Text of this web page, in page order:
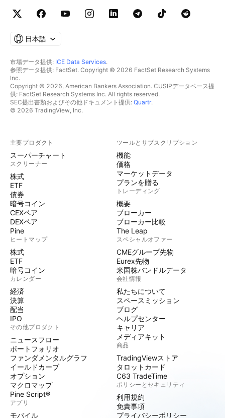
日本語
市場データ提供: ICE Data Services.
参照データ提供: FactSet. Copyright © 2026 FactSet Research Systems
Inc.
Copyright © 2026, American Bankers Association. CUSIPデータベース提
供: FactSet Research Systems Inc. All rights reserved.
SEC提出書類およびその他ドキュメント提供: Quartr.
© 2026 TradingView, Inc.
主要プロダクト
スーパーチャート
スクリーナー
株式
ETF
債券
暗号コイン
CEXペア
DEXペア
Pine
ヒートマップ
株式
ETF
暗号コイン
カレンダー
経済
決算
配当
IPO
その他プロダクト
ニュースフロー
ポートフォリオ
ファンダメンタルグラフ
イールドカーブ
オプション
マクロマップ
Pine Script®
アプリ
モバイル
ツールとサブスクリプション
機能
価格
マーケットデータ
プランを贈る
トレーディング
概要
ブローカー
ブローカー比較
The Leap
スペシャルオファー
CMEグループ先物
Eurex先物
米国株バンドルデータ
会社情報
私たちについて
スペースミッション
ブログ
ヘルプセンター
キャリア
メディアキット
商品
TradingViewストア
タロットカード
C63 TradeTime
ポリシーとセキュリティ
利用規約
免責事項
プライバシーポリシー